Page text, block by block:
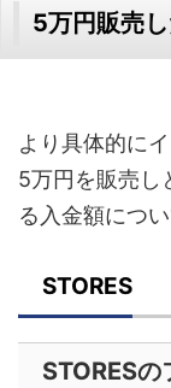
5万円販売
より具体的に
5万円を販売し
る入金額につ
STORES
STORES